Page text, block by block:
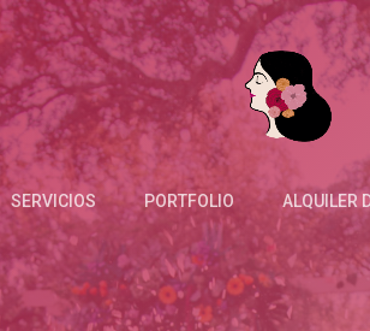
SERVICIOS PORTFOLIO ALQUILER